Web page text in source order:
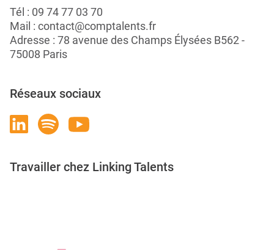
Tél : 09 74 77 03 70
Mail : contact@comptalents.fr
Adresse : 78 avenue des Champs Élysées B562 -
75008 Paris
Réseaux sociaux
Travailler chez Linking Talents